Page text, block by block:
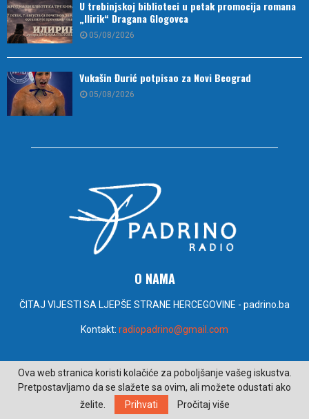
U trebinjskoj biblioteci u petak promocija romana
„Ilirik“ Dragana Glogovca
05/08/2026
Vukašin Đurić potpisao za Novi Beograd
05/08/2026
O NAMA
ČITAJ VIJESTI SA LJEPŠE STRANE HERCEGOVINE - padrino.ba
Kontakt: radiopadrino@gmail.com
PRATITE NAS
Ova web stranica koristi kolačiće za poboljšanje vašeg iskustva.
Pretpostavljamo da se slažete sa ovim, ali možete odustati ako
želite.
Prihvati Pročitaj više